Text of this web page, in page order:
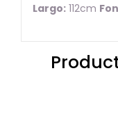
Largo:112cm